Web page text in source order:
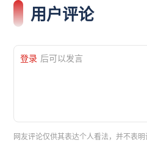
用户评论
登录 后可以发言
网友评论仅供其表达个人看法，并不表